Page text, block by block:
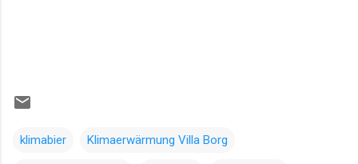
klimabier Klimaerwärmung Villa Borg